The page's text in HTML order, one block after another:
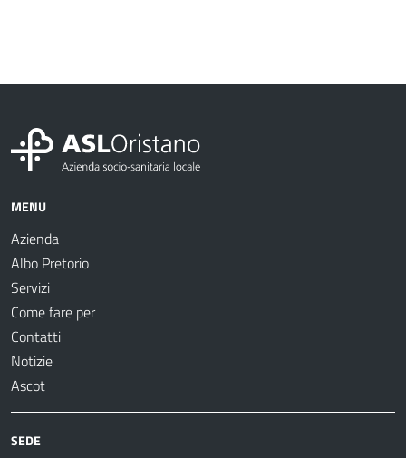
MENU
Azienda
Albo Pretorio
Servizi
Come fare per
Contatti
Notizie
Ascot
SEDE